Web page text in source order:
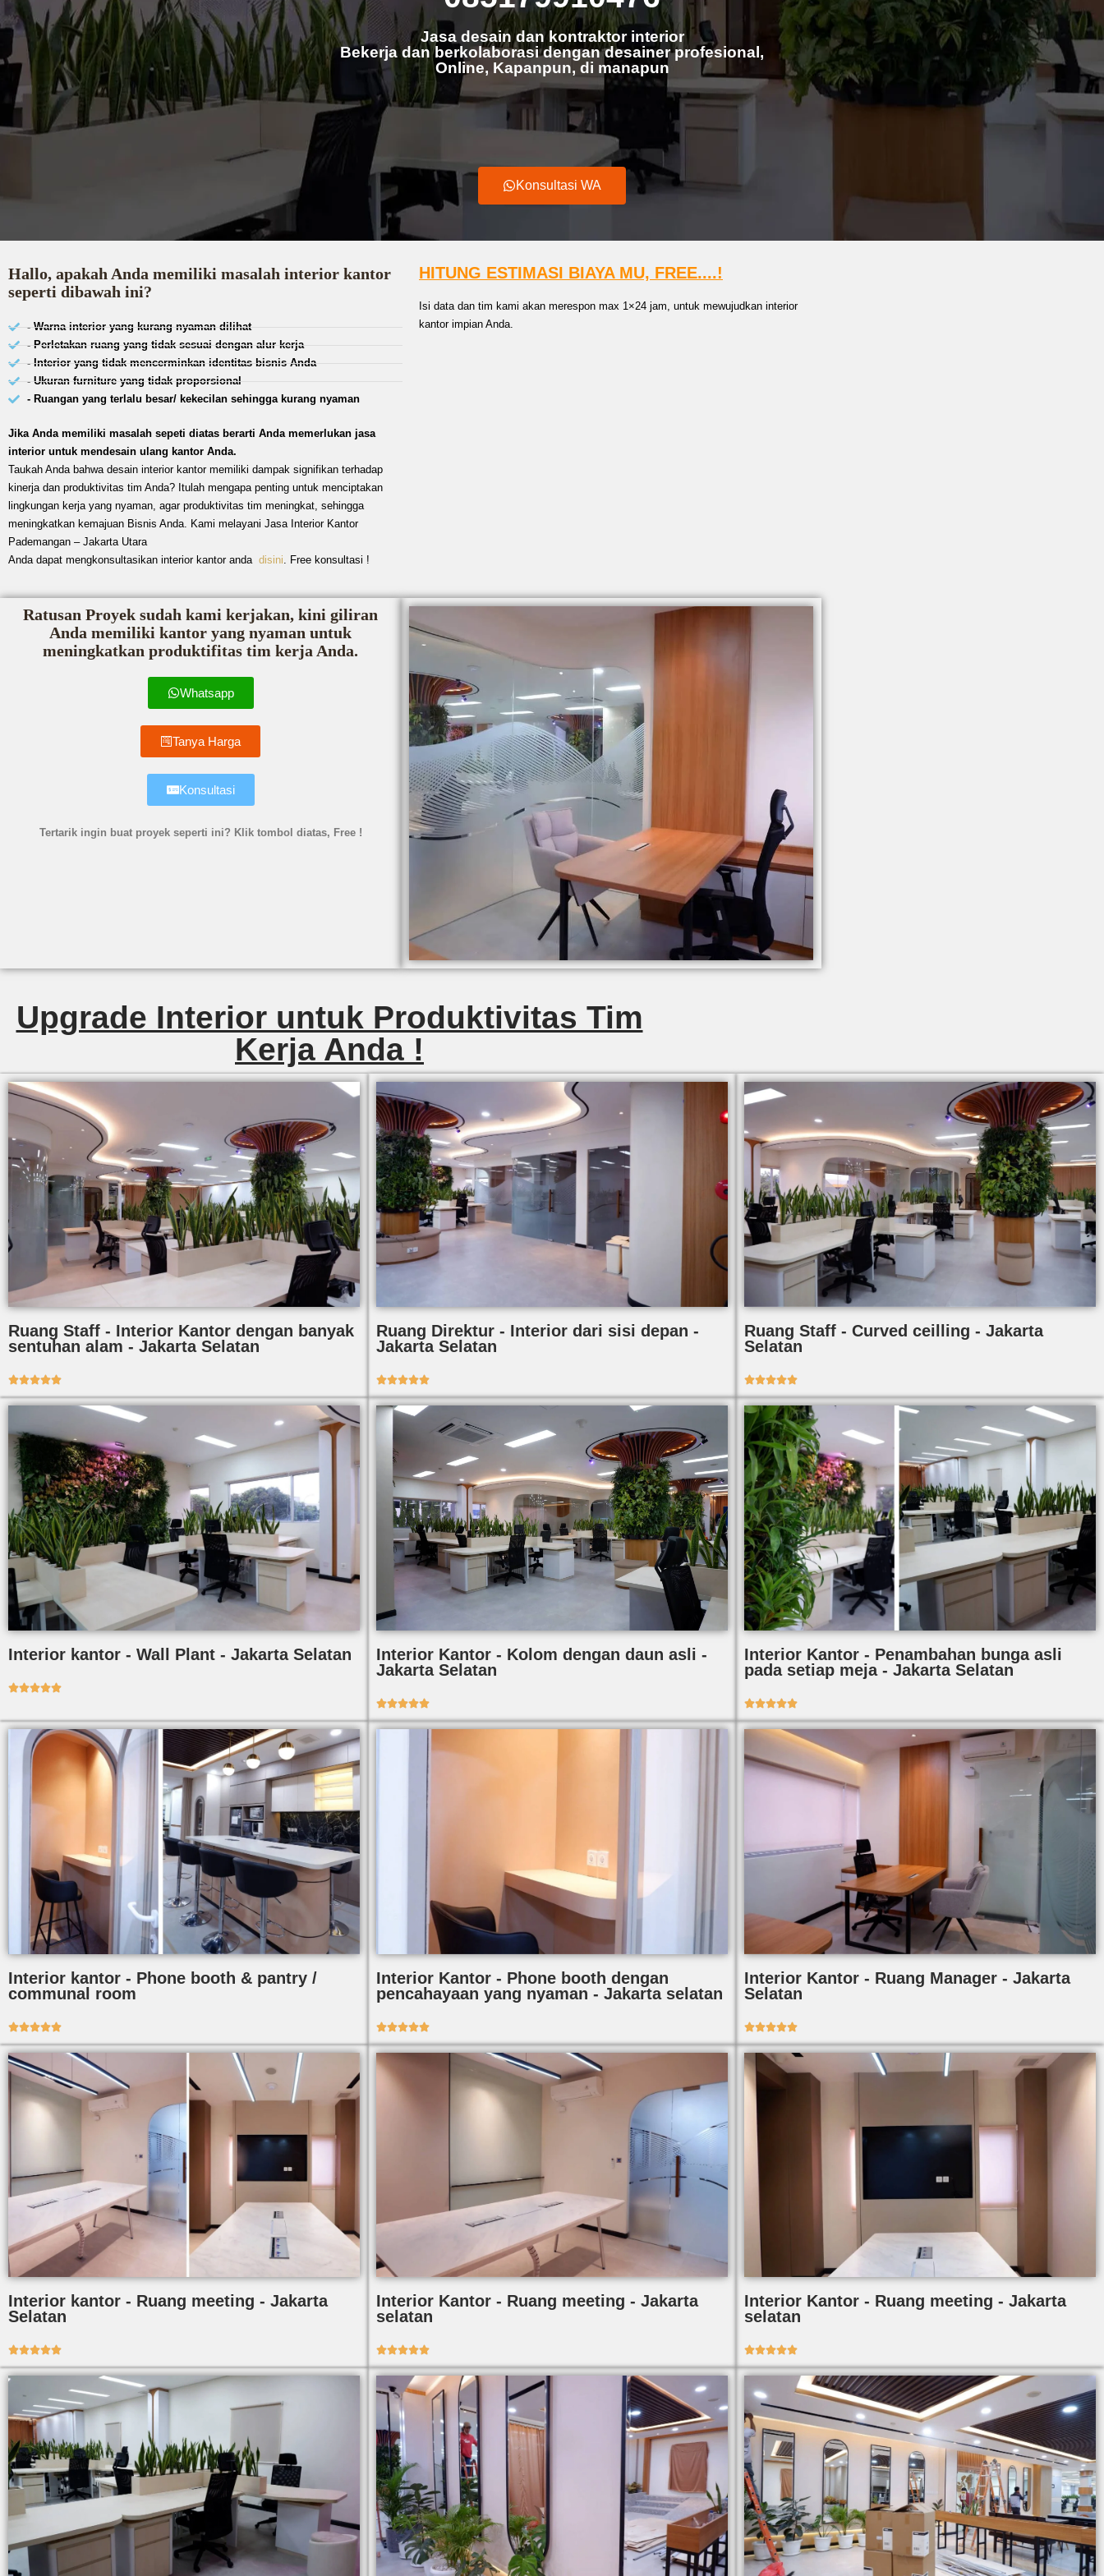
Jasa desain dan kontraktor interior
Bekerja dan berkolaborasi dengan desainer profesional,
Online, Kapanpun, di manapun
Konsultasi WA
Hallo, apakah Anda memiliki masalah interior kantor
seperti dibawah ini?
- Warna interior yang kurang nyaman dilihat
- Perletakan ruang yang tidak sesuai dengan alur kerja
- Interior yang tidak mencerminkan identitas bisnis Anda
- Ukuran furniture yang tidak proporsional
- Ruangan yang terlalu besar/ kekecilan sehingga kurang nyaman
Jika Anda memiliki masalah sepeti diatas berarti Anda memerlukan jasa
interior untuk mendesain ulang kantor Anda.
Taukah Anda bahwa desain interior kantor memiliki dampak signifikan terhadap
kinerja dan produktivitas tim Anda? Itulah mengapa penting untuk menciptakan
lingkungan kerja yang nyaman, agar produktivitas tim meningkat, sehingga
meningkatkan kemajuan Bisnis Anda. Kami melayani Jasa Interior Kantor
Pademangan – Jakarta Utara
Anda dapat mengkonsultasikan interior kantor anda disini. Free konsultasi !
HITUNG ESTIMASI BIAYA MU, FREE....!
Isi data dan tim kami akan merespon max 1×24 jam, untuk mewujudkan interior
kantor impian Anda.
Ratusan Proyek sudah kami kerjakan, kini giliran
Anda memiliki kantor yang nyaman untuk
meningkatkan produktifitas tim kerja Anda.
Whatsapp
Tanya Harga
Konsultasi
Tertarik ingin buat proyek seperti ini? Klik tombol diatas, Free !
Upgrade Interior untuk Produktivitas Tim
Kerja Anda !
Ruang Staff - Interior Kantor dengan banyak
sentuhan alam - Jakarta Selatan

Ruang Direktur - Interior dari sisi depan -
Jakarta Selatan

Ruang Staff - Curved ceilling - Jakarta
Selatan

Interior kantor - Wall Plant - Jakarta Selatan

Interior Kantor - Kolom dengan daun asli -
Jakarta Selatan

Interior Kantor - Penambahan bunga asli
pada setiap meja - Jakarta Selatan

Interior kantor - Phone booth & pantry /
communal room

Interior Kantor - Phone booth dengan
pencahayaan yang nyaman - Jakarta selatan

Interior Kantor - Ruang Manager - Jakarta
Selatan

Interior kantor - Ruang meeting - Jakarta
Selatan

Interior Kantor - Ruang meeting - Jakarta
selatan

Interior Kantor - Ruang meeting - Jakarta
selatan
